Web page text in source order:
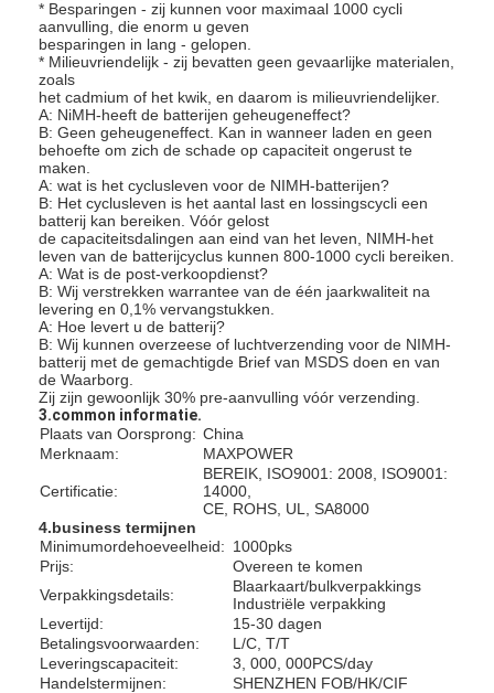
* Besparingen - zij kunnen voor maximaal 1000 cycli
aanvulling, die enorm u geven
besparingen in lang - gelopen.
* Milieuvriendelijk - zij bevatten geen gevaarlijke materialen,
zoals
het cadmium of het kwik, en daarom is milieuvriendelijker.
A: NiMH-heeft de batterijen geheugeneffect?
B: Geen geheugeneffect. Kan in wanneer laden en geen
behoefte om zich de schade op capaciteit ongerust te
maken.
A: wat is het cyclusleven voor de NIMH-batterijen?
B: Het cyclusleven is het aantal last en lossingscycli een
batterij kan bereiken. Vóór gelost
de capaciteitsdalingen aan eind van het leven, NIMH-het
leven van de batterijcyclus kunnen 800-1000 cycli bereiken.
A: Wat is de post-verkoopdienst?
B: Wij verstrekken warrantee van de één jaarkwaliteit na
levering en 0,1% vervangstukken.
A: Hoe levert u de batterij?
B: Wij kunnen overzeese of luchtverzending voor de NIMH-
batterij met de gemachtigde Brief van MSDS doen en van
de Waarborg.
Zij zijn gewoonlijk 30% pre-aanvulling vóór verzending.
3.common informatie.
Plaats van Oorsprong: China
Merknaam:
MAXPOWER
Certificatie:
BEREIK, ISO9001: 2008, ISO9001:
14000,
CE, ROHS, UL, SA8000
4.business termijnen
Minimumordehoeveelheid: 1000pks
Prijs:
Overeen te komen
Verpakkingsdetails:
Blaarkaart/bulkverpakkings
Industriële verpakking
Levertijd:
15-30 dagen
Betalingsvoorwaarden:
L/C, T/T
Leveringscapaciteit:
3, 000, 000PCS/day
Handelstermijnen:
SHENZHEN FOB/HK/CIF